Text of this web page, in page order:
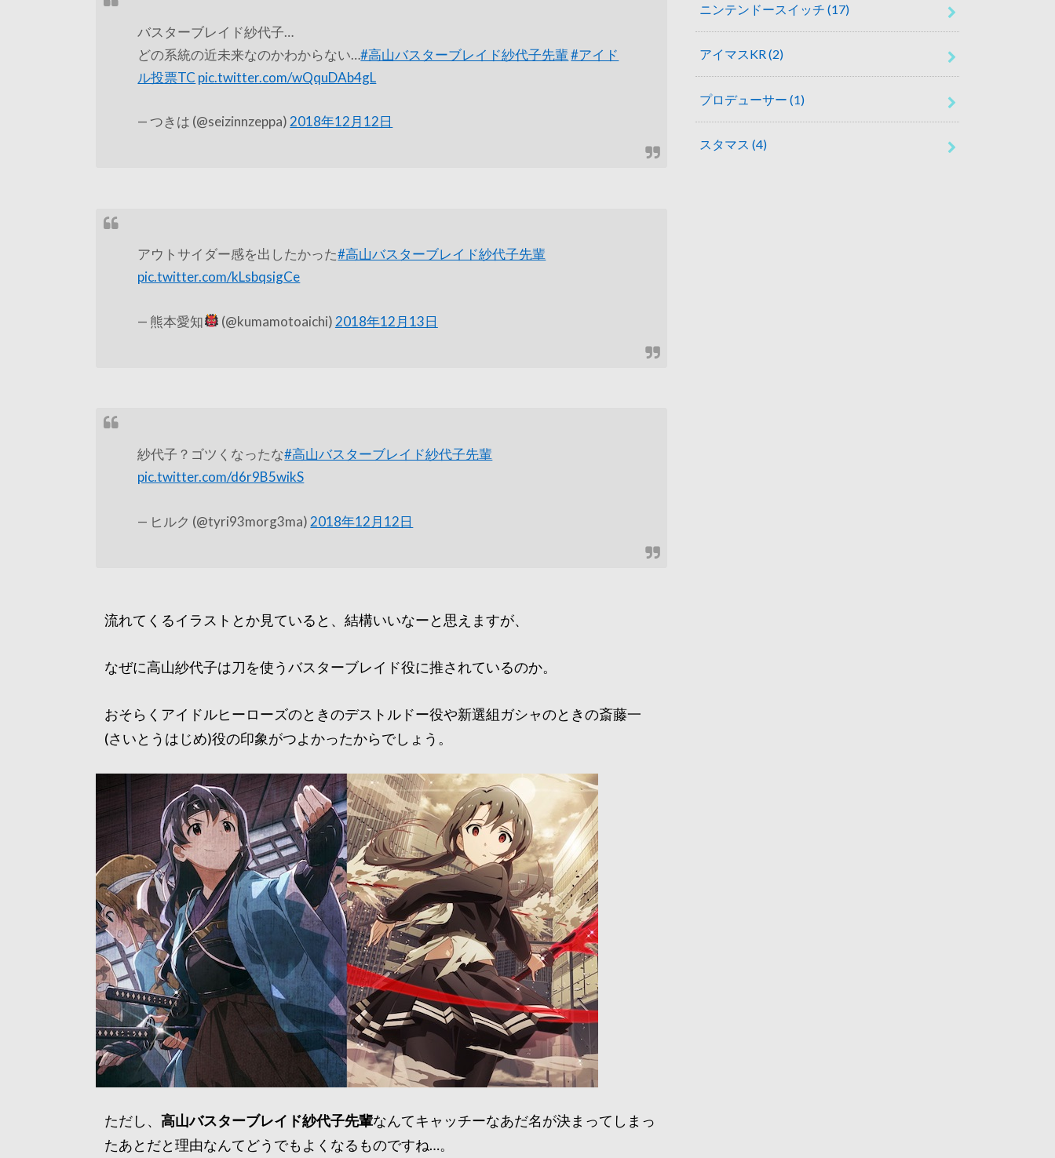
バスターブレイド紗代子…
どの系統の近未来なのかわからない…#高山バスターブレイド紗代子先輩 #アイド
ル投票TC pic.twitter.com/wQquDAb4gL
— つきは (@seizinnzeppa) 2018年12月12日
アウトサイダー感を出したかった#高山バスターブレイド紗代子先輩
pic.twitter.com/kLsbqsigCe
— 熊本愛知 (@kumamotoaichi) 2018年12月13日
紗代子？ゴツくなったな#高山バスターブレイド紗代子先輩
pic.twitter.com/d6r9B5wikS
— ヒルク (@tyri93morg3ma) 2018年12月12日
流れてくるイラストとか見ていると、結構いいなーと思えますが、
なぜに高山紗代子は刀を使うバスターブレイド役に推されているのか。
おそらくアイドルヒーローズのときのデストルドー役や新選組ガシャのときの斎藤一
(さいとうはじめ)役の印象がつよかったからでしょう。
ただし、 高山バスターブレイド紗代子先輩なんてキャッチーなあだ名が決まってしまっ
たあとだと理由なんてどうでもよくなるものですね…。
ニンテンドースイッチ (17)
アイマスKR(2)
プロデューサー (1)
スタマス (4)